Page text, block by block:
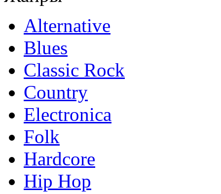
Alternative
Blues
Classic Rock
Country
Electronica
Folk
Hardcore
Hip Hop